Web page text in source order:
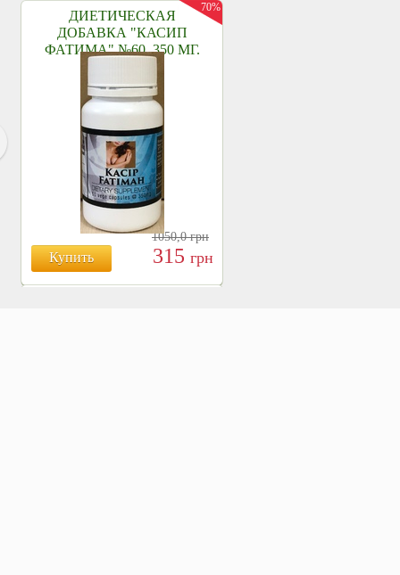
ДИЕТИЧЕСКАЯ
ДОБАВКА "КАСИП
ФАТИМА" №60, 350 МГ.
Купить
1050,0грн
315 грн
70%